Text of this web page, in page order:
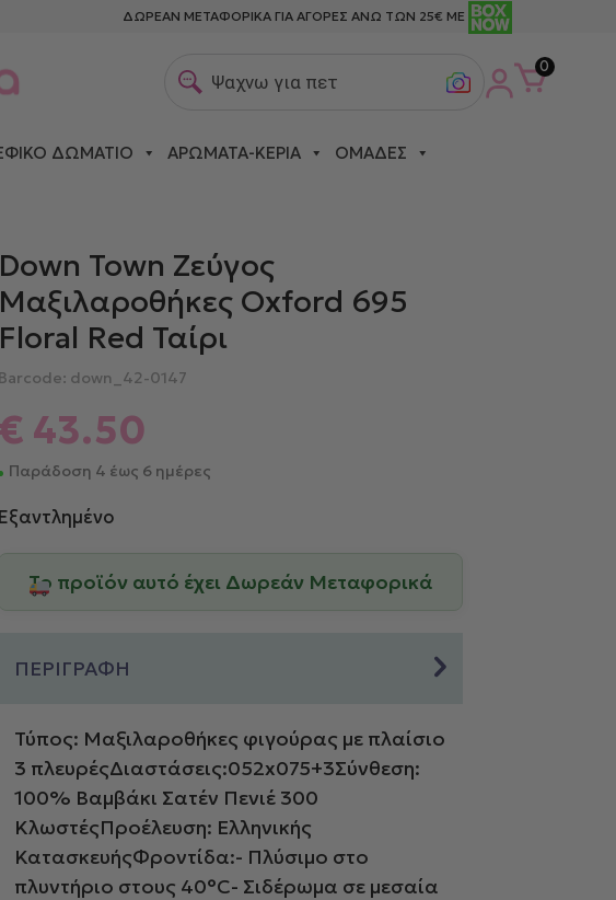
ΔΩΡΕΑΝ ΜΕΤΑΦΟΡΙΚΑ ΓΙΑ ΑΓΟΡΕΣ ΑΝΩ ΤΩΝ 25€ ΜΕ
Ψαχνω για πετσετες
0
ΔΩΜΆΤΙΟ ΑΡΏΜΑΤΑ-ΚΕΡΙΆ ΟΜΆΔΕΣ
Down Town Ζεύγος
Μαξιλαροθήκες Oxford 695
Floral Red Ταίρι
Barcode: down_42-0147
€ 43.50
Παράδοση 4 έως 6 ημέρες
Εξαντλημένο
Το προϊόν αυτό έχει Δωρεάν Μεταφορικά
ΠΕΡΙΓΡΑΦΗ
Τύπος: Μαξιλαροθήκες φιγούρας με πλαίσιο
3 πλευρέςΔιαστάσεις:052x075+3Σύνθεση:
100% Βαμβάκι Σατέν Πενιέ 300
ΚλωστέςΠροέλευση: Ελληνικής
ΚατασκευήςΦροντίδα:- Πλύσιμο στο
πλυντήριο στους 40°C- Σιδέρωμα σε μεσαία